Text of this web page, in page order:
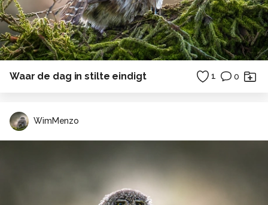
Waar de dag in stilte eindigt 1 0
WimMenzo